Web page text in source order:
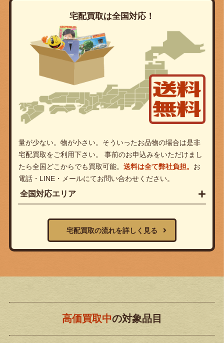
宅配買取は全国対応！
量が少ない。物が小さい。そういったお品物の場合は是非
宅配買取をご利用下さい。 事前のお申込みをいただけまし
たら全国どこからでも買取可能。 送料は全て弊社負担。 お
電話・LINE・メールにてお問い合わせください。
全国対応エリア
宅配買取の流れを詳しく見る
高価買取中の対象品目